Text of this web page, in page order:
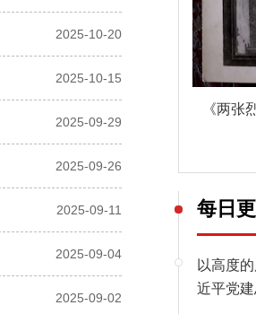
2025-10-20
2025-10-15
2025-09-29
2025-09-26
2025-09-11
2025-09-04
2025-09-02
《两张
每日
以高度
近平党